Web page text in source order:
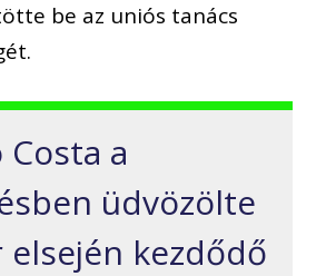
be az uniós tanács
a
üdvözölte
elsején kezdődő